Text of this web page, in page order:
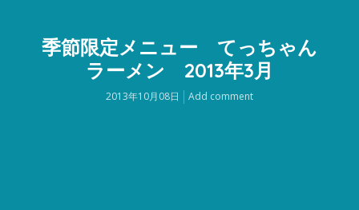
季節限定メニュー てっちゃん
ラーメン 2013年3月
2013年10月08日 Add comment